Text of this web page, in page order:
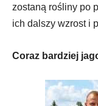
zostaną rośliny po
ich dalszy wzrost i
Coraz bardziej